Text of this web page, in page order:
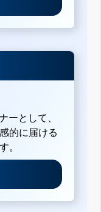
ーとして、
的に届ける
。